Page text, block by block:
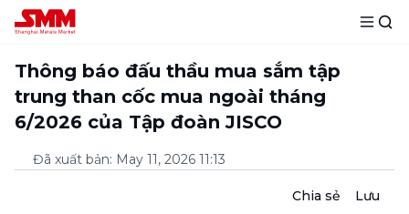
Thông báo đấu thầu mua sắm tập
trung than cốc mua ngoài tháng
6/2026 của Tập đoàn JISCO
Đã xuất bản: May 11, 2026 11:13
Chia sẻ Lưu